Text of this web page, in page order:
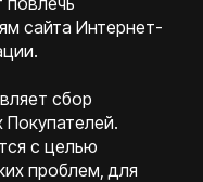
сайта Интернет-
сбор
Покупателей.
с целью
проблем, для